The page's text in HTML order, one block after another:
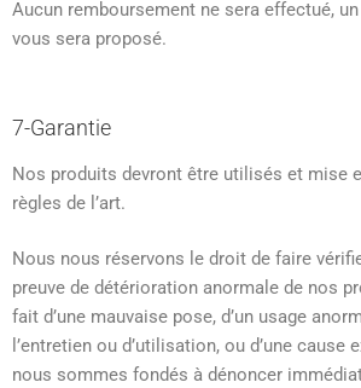
Aucun remboursement ne sera effectué,
vous sera proposé.
7-Garantie
Nos produits devront être utilisés et mise
règles de l’art.
Nous nous réservons le droit de faire
preuve de détérioration anormale de nos
fait d’une mauvaise pose, d’un usage
l’entretien ou d’utilisation, ou d’une cause
nous sommes fondés à dénoncer